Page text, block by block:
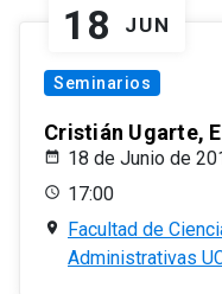
18 JUN
Seminarios
Cristián Ugarte,
18 de Junio de
17:00
Facultad de
Administrativas